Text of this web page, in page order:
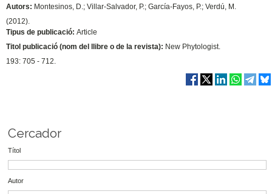
Autors: Montesinos, D.; Villar-Salvador, P.; García-Fayos, P.; Verdú, M.
(2012).
Tipus de publicació: Article
Titol publicació (nom del llibre o de la revista): New Phytologist.
193: 705 - 712.
Cercador
Títol
Autor